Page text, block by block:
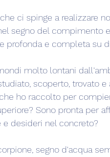
ci spinge a realizzare
segno del compimento
profonda e completa su
molto lontani
scoperto, trovato
ho raccolto per
Sono pronta per
desideri nel concreto?
segno d'acqua